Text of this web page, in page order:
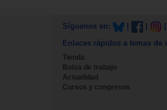
Síguenos en:
Enlaces rápidos a temas de
Tienda
Bolsa de trabajo
Actualidad
Cursos y congresos